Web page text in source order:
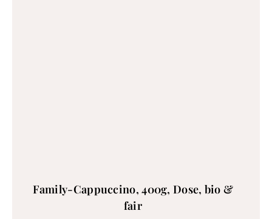
Family-Cappuccino, 400g, Dose, bio &
fair